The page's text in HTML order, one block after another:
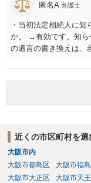
匿名A 弁護士
・当初法定相続人に
か。 →有効です。知ら
の遺言の書き換えは
ますか。 →本人が自由
です。客観的な基準も
することはできます
ないということでしょ
近くの市区町村を選
大阪市内
大阪市都島区
大阪市福
大阪市大正区
大阪市天